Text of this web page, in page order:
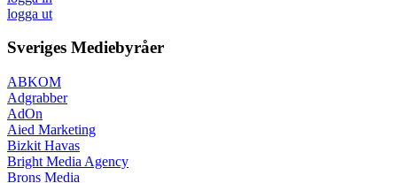
logga ut
Sveriges Mediebyråer
ABKOM
Adgrabber
AdOn
Aied Marketing
Bizkit Havas
Bright Media Agency
Brons Media